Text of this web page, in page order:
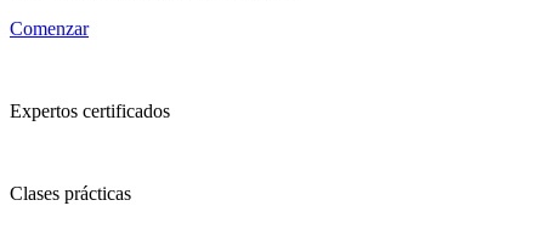
Comenzar
Expertos certificados
Clases prácticas